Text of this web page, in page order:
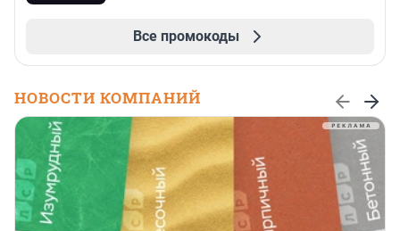
Все промокоды
НОВОСТИ КОМПАНИЙ